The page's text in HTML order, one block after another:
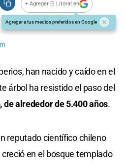
+ Agregar El Litoral en
Agregar a tus medios preferidos en Google
han nacido y caído en el
árbol ha resistido el paso del
de alrededor de 5.400 años.
reputado científico chileno
creció en el bosque templado